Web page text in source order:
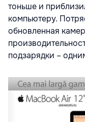
тоньше и
компьютеру.
обновленная
подзарядки –